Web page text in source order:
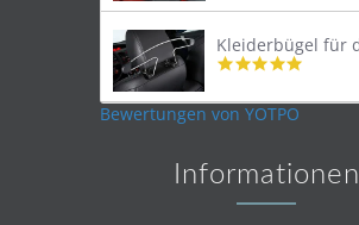
rating
4.9
rating
Bewertungen von YOTPO
Informationen